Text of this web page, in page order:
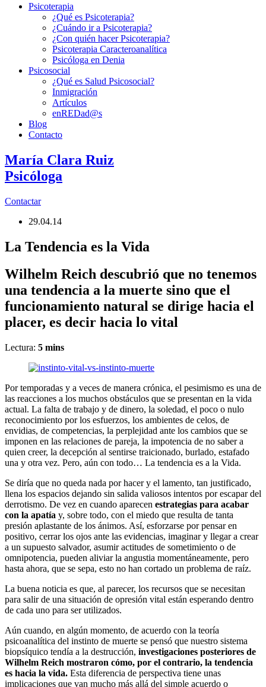
Psicoterapia
¿Qué es Psicoterapia?
¿Cuándo ir a Psicoterapia?
¿Con quién hacer Psicoterapia?
Psicoterapia Caracteroanalítica
Psicóloga en Denia
Psicosocial
¿Qué es Salud Psicosocial?
Inmigración
Artículos
enREDad@s
Blog
Contacto
María Clara Ruiz
Psicóloga
Contactar
29.04.14
La Tendencia es la Vida
Wilhelm Reich descubrió que no tenemos
una tendencia a la muerte sino que el
funcionamiento natural se dirige hacia el
placer, es decir hacia lo vital
Lectura: 5 mins
Por temporadas y a veces de manera crónica, el pesimismo es una de
las reacciones a los muchos obstáculos que se presentan en la vida
actual. La falta de trabajo y de dinero, la soledad, el poco o nulo
reconocimiento por los esfuerzos, los ambientes de celos, de
envidias, de competencias, la perplejidad ante los cambios que se
imponen en las relaciones de pareja, la impotencia de no saber a
quien creer, la decepción al sentirse traicionado, burlado, estafado
una y otra vez. Pero, aún con todo… La tendencia es a la Vida.
Se diría que no queda nada por hacer y el lamento, tan justificado,
llena los espacios dejando sin salida valiosos intentos por escapar del
derrotismo. De vez en cuando aparecen estrategias para acabar
con la apatía y, sobre todo, con el miedo que resulta de tanta
presión aplastante de los ánimos. Así, esforzarse por pensar en
positivo, cerrar los ojos ante las evidencias, imaginar y llegar a crear
a un supuesto salvador, asumir actitudes de sometimiento o de
omnipotencia, pueden aliviar la angustia momentáneamente, pero
hasta ahora, que se sepa, esto no han cortado un problema de raíz.
La buena noticia es que, al parecer, los recursos que se necesitan
para salir de una situación de opresión vital están esperando dentro
de cada uno para ser utilizados.
Aún cuando, en algún momento, de acuerdo con la teoría
psicoanalítica del instinto de muerte se pensó que nuestro sistema
biopsíquico tendía a la destrucción, investigaciones posteriores de
Wilhelm Reich mostraron cómo, por el contrario, la tendencia
es hacia la vida. Esta diferencia de perspectiva tiene unas
implicaciones que van mucho más allá del simple acuerdo o